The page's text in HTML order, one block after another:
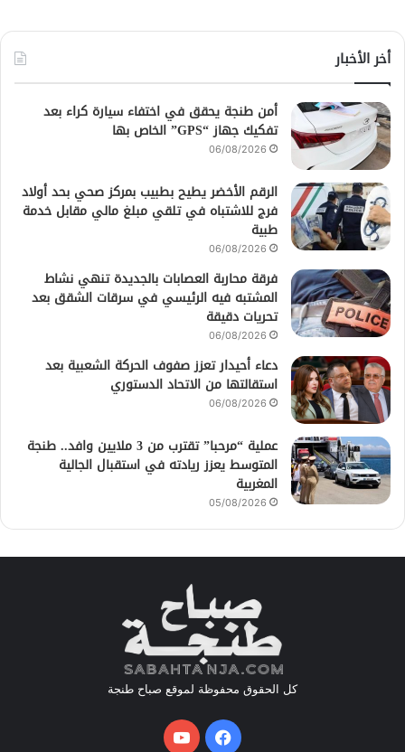
أخر الأخبار
أمن طنجة يحقق في اختفاء سيارة كراء بعد
تفكيك جهاز “GPS” الخاص بها
06/08/2026
الرقم الأخضر يطيح بطبيب بمركز صحي بحد أولاد
فرج للاشتباه في تلقي مبلغ مالي مقابل خدمة
طبية
06/08/2026
فرقة محاربة العصابات بالجديدة تنهي نشاط
المشتبه فيه الرئيسي في سرقات الشقق بعد
تحريات دقيقة
06/08/2026
دعاء أحيدار تعزز صفوف الحركة الشعبية بعد
استقالتها من الاتحاد الدستوري
06/08/2026
عملية “مرحبا” تقترب من 3 ملايين وافد.. طنجة
المتوسط يعزز ريادته في استقبال الجالية
المغربية
05/08/2026
كل الحقوق محفوظة لموقع صباح طنجة
فيسبوكيوتيوب